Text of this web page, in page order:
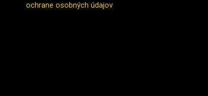
ochrane osobných údajov